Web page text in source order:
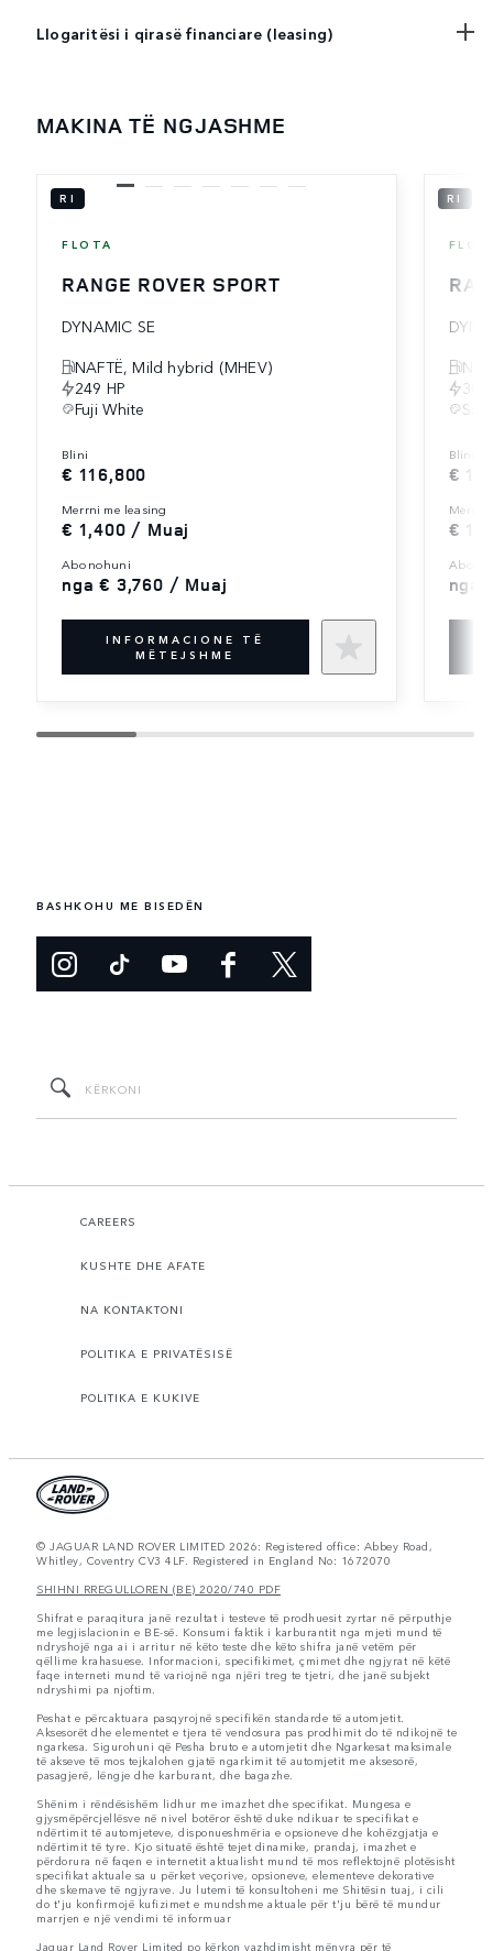
Llogaritësi i qirasë financiare (leasing)
MAKINA TË NGJASHME
RI
FLOTA
RANGE ROVER SPORT
DYNAMIC SE
NAFTË, Mild hybrid (MHEV)
249 HP
Fuji White
blini
€ 116,800
merrni me leasing
€ 1,400 / Muaj
abonohuni
nga € 3,760 / Muaj
INFORMACIONE TË
MËTEJSHME
RI
300
blini
€
€
nga
BASHKOHU ME BISEDËN
CAREERS
KUSHTE DHE AFATE
NA KONTAKTONI
POLITIKA E PRIVATËSISË
POLITIKA E KUKIVE
© JAGUAR LAND ROVER LIMITED 2026: Registered office: Abbey Road,
Whitley, Coventry CV3 4LF. Registered in England No: 1672070
SHIHNI RREGULLOREN (BE) 2020/740 PDF
Shifrat e paraqitura janë rezultat i testeve të prodhuesit zyrtar në përputhje
me legjislacionin e BE-së. Konsumi faktik i karburantit nga mjeti mund të
ndryshojë nga ai i arritur në këto teste dhe këto shifra janë vetëm për
qëllime krahasuese. Informacioni, specifikimet, çmimet dhe ngjyrat në këtë
faqe interneti mund të variojnë nga njëri treg te tjetri, dhe janë subjekt
ndryshimi pa njoftim.
Peshat e përcaktuara pasqyrojnë specifikën standarde të automjetit.
Aksesorët dhe elementet e tjera të vendosura pas prodhimit do të ndikojnë te
ngarkesa. Sigurohuni që Pesha bruto e automjetit dhe Ngarkesat maksimale
të akseve të mos tejkalohen gjatë ngarkimit të automjetit me aksesorë,
pasagjerë, lëngje dhe karburant, dhe bagazhe.
Shënim i rëndësishëm lidhur me imazhet dhe specifikat. Mungesa e
gjysmëpërcjellësve në nivel botëror është duke ndikuar te specifikat e
ndërtimit të automjeteve, disponueshmëria e opsioneve dhe kohëzgjatja e
ndërtimit të tyre. Kjo situatë është tejet dinamike, prandaj, imazhet e
përdorura në faqen e internetit aktualisht mund të mos reflektojnë plotësisht
specifikat aktuale sa u përket veçorive, opsioneve, elementeve dekorative
dhe skemave të ngjyrave. Ju lutemi të konsultoheni me Shitësin tuaj, i cili
do t'ju konfirmojë kufizimet e mundshme aktuale për t'ju bërë të mundur
marrjen e një vendimi të informuar
Jaguar Land Rover Limited po kërkon vazhdimisht mënyra për të